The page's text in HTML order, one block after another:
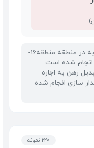
این تحلیل بر اساس 220 ملک مشابه در منطقه منطقه16-
انجام شده است.
رهن به اجاره
سازی انجام شده
220 نمونه